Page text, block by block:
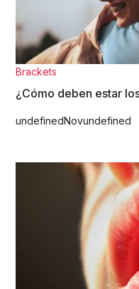
Brackets
¿Cómo deben estar
undefinedNovundefined